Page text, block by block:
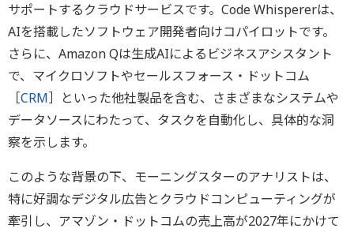
サポートするクラウドサービスです。Code Whispererは、
AIを搭載したソフトウェア開発者向けコパイロットです。
さらに、Amazon Qは生成AIによるビジネスアシスタント
で、マイクロソフトやセールスフォース・ドットコム
［CRM］といった他社製品を含む、さまざまなシステムや
データソースにわたって、タスクを自動化し、具体的な洞
察を示します。
このような背景の下、モーニングスターのアナリストは、
特に好調なデジタル広告とクラウドコンピューティングが
牽引し、アマゾン・ドットコムの売上高が2027年にかけて